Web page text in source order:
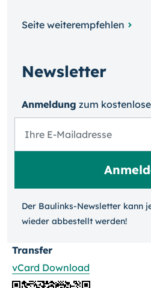
Seite weiterempfehlen
Newsletter
Anmeldung zum
Der Baulinks-Newsletter kann
wieder ab­bestellt werden!
Transfer
vCard Download